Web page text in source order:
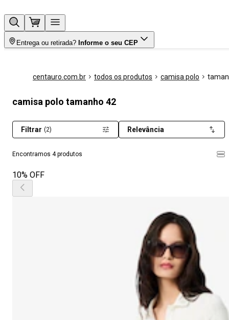
Entrega ou retirada? Informe o seu CEP
centauro.com.br todos os produtos camisa polo
camisa polo tamanho 42
Encontramos 4 produtos
Filtrar (2) Relevância
10% OFF